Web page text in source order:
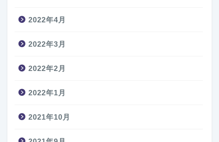
2022年4月
2022年3月
2022年2月
2022年1月
2021年10月